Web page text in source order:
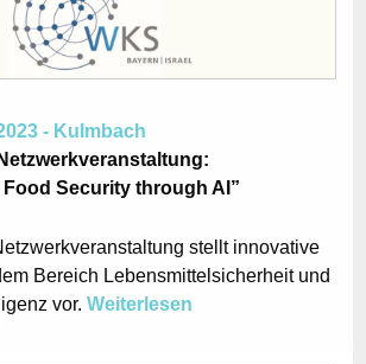
- Kulmbach
Security through AI”
stellt innovative
Bereich Lebensmittelsicherheit und
vor. Weiterlesen